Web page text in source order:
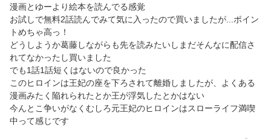
漫画とゆーより絵本を読んでる感覚
お試しで無料2話読んでみて気に入ったので買いましたが...ポイン
トめちゃ高っ！
どうしようか葛藤しながらも先を読みたいしまだそんなに配信さ
れてなかったし買いました
でも1話1話短くはないので良かった
このヒロインは王妃の座を下ろされて離婚しましたが、よくある
漫画みたく陥れられたとか王が浮気したとかはない
今んとこ争いがなくむしろ元王妃のヒロインはスローライフ満喫
中って感じです